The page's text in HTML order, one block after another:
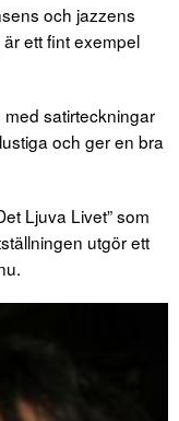
och jazzens
ett fint exempel
satirteckningar
och ger en bra
Ljuva Livet” som
utgör ett